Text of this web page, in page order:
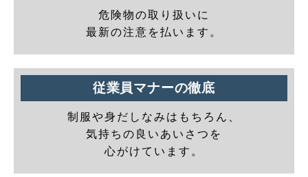
危険物の取り扱いに
最新の注意を払います。
従業員マナーの徹底
制服や身だしなみはもちろん、
気持ちの良いあいさつを
心がけています。